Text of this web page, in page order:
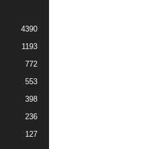
4390
1193
772
553
398
236
127